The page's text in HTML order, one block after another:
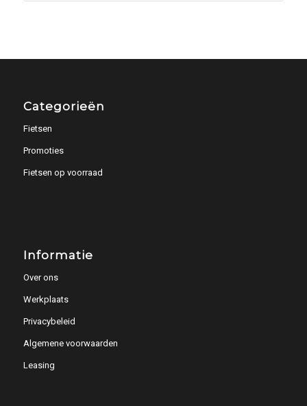
Categorieën
Fietsen
Promoties
Fietsen op voorraad
Informatie
Over ons
Werkplaats
Privacybeleid
Algemene voorwaarden
Leasing